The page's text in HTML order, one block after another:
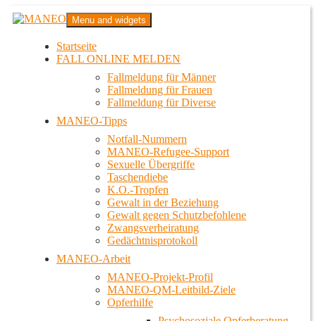
Zum
InhaltMANEO
Das schwule Anti-Gewalt-Projekt in Berlin
Menu and widgets
Startseite
FALL ONLINE MELDEN
Fallmeldung für Männer
Fallmeldung für Frauen
Fallmeldung für Diverse
MANEO-Tipps
Notfall-Nummern
MANEO-Refugee-Support
Sexuelle Übergriffe
Taschendiebe
K.O.-Tropfen
Gewalt in der Beziehung
Gewalt gegen Schutzbefohlene
Zwangsverheiratung
Gedächtnisprotokoll
MANEO-Arbeit
MANEO-Projekt-Profil
MANEO-QM-Leitbild-Ziele
Opferhilfe